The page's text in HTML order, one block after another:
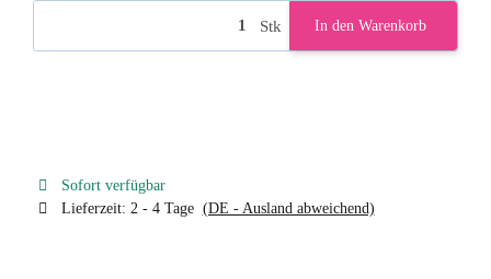
Stk In den Warenkorb
Sofort verfügbar
Lieferzeit: 2 - 4 Tage (DE - Ausland abweichend)